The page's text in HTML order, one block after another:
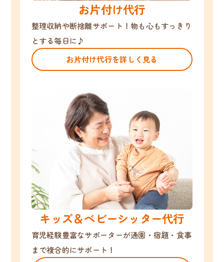
お片付け代行
整理収納や断捨離サポート！物も心もすっきり
とする毎日に♪
お片付け代行を詳しく見る
キッズ＆ベビーシッター代行
育児経験豊富なサポーターが通園・宿題・食事
まで複合的にサポート！